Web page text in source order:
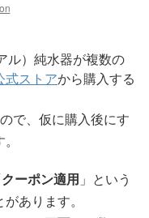
ル）純水器が複数の
式ストアから購入する
で、仮に購入後にす
クーポン適用 」という
あります。